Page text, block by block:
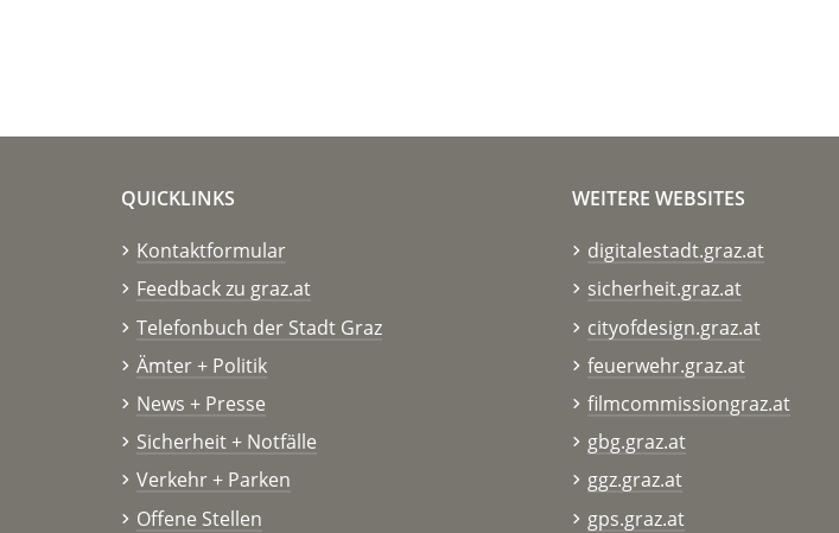
QUICKLINKS
Kontaktformular
Feedback zu graz.at
Telefonbuch der Stadt Graz
Ämter + Politik
News + Presse
Sicherheit + Notfälle
Verkehr + Parken
Offene Stellen
WEITERE WEBSITES
digitalestadt.graz.at
sicherheit.graz.at
cityofdesign.graz.at
feuerwehr.graz.at
filmcommissiongraz.at
gbg.graz.at
ggz.graz.at
gps.graz.at